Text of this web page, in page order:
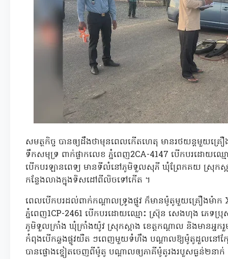
សមត្ថកិច្ច បានឲ្យដឹងថាមុនពេលកើតហេតុ មានរថយន្តមួយ
ទឹកសមុទ្រ ពាក់ផ្លាកលេខ ភ្នំពេញ2CA-4147 បើកបរដោយឈ្
បើកបរឡានពេទ្យ មានទីលំនៅភូមិទួលសុភី ឃុំព្រែកគយ ស្រុកស្អ
កន្លែងលាងក្នុងទិសដៅពីលិចទៅកើត ។
ពេលបើកបរដល់ពាក់កណ្ដាលទ្រូងផ្លូវ ក៏មានម៉ូតូមួយគ្រឿងម៉ា
ភ្នំពេញ1CP-2461 បើកបរដោយឈ្មោះ ស្រ៊ុន សេងហុង ភេទប្
ភូមិទួលក្រាំង ឃុំក្រាំងយ៉ូវ ស្រុកស្អាង ខេត្តកណ្ដាល និងមានអ្ន
កំពុងបើកឆ្លងផ្លូវយឺត ៗពេញមួយទំហឹង បណ្ដាលឱ្យម៉ូតូដួលនៅក្ប
បានផ្លោងខ្ទៀតចេញពីម៉ូតូ បណ្តាលឲ្យភាគីម៉ូតូរងរបួសធ្ងន់២នាក់